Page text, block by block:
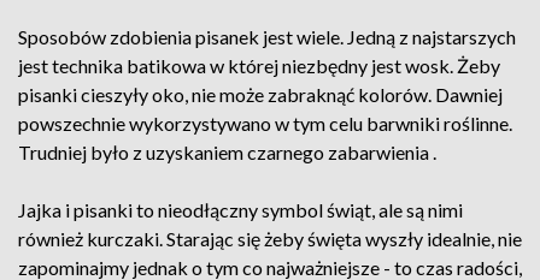
Sposobów zdobienia pisanek jest wiele. Jedną z najstarszych
jest technika batikowa w której niezbędny jest wosk. Żeby
pisanki cieszyły oko, nie może zabraknąć kolorów. Dawniej
powszechnie wykorzystywano w tym celu barwniki roślinne.
Trudniej było z uzyskaniem czarnego zabarwienia .
Jajka i pisanki to nieodłączny symbol świąt, ale są nimi
również kurczaki. Starając się żeby święta wyszły idealnie, nie
zapominajmy jednak o tym co najważniejsze - to czas radości,